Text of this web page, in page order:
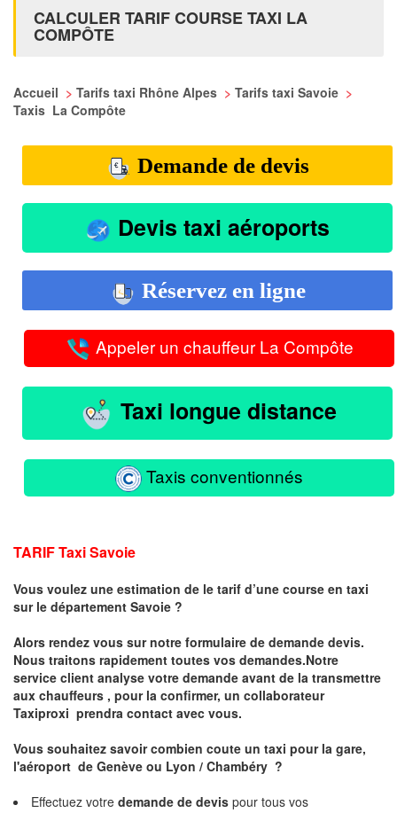
CALCULER TARIF COURSE TAXI LA
COMPÔTE
Accueil > Tarifs taxi Rhône Alpes > Tarifs taxi Savoie >
Taxis La Compôte
Demande de devis
Devis taxi aéroports
Réservez en ligne
Appeler un chauffeur La Compôte
Taxi longue distance
Taxis conventionnés
TARIF Taxi Savoie
Vous voulez une estimation de le tarif d’une course en taxi
sur le département Savoie ?
Alors rendez vous sur notre formulaire de demande devis.
Nous traitons rapidement toutes vos demandes.Notre
service client analyse votre demande avant de la transmettre
aux chauffeurs , pour la confirmer, un collaborateur
Taxiproxi prendra contact avec vous.
Vous souhaitez savoir combien coute un taxi pour la gare,
l'aéroport de Genève ou Lyon / Chambéry ?
Effectuez votre demande de devis pour tous vos